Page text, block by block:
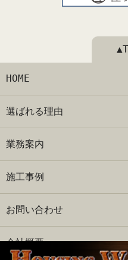
HOME
選ばれる理由
業務案内
施工事例
お問い合わせ
会社概要